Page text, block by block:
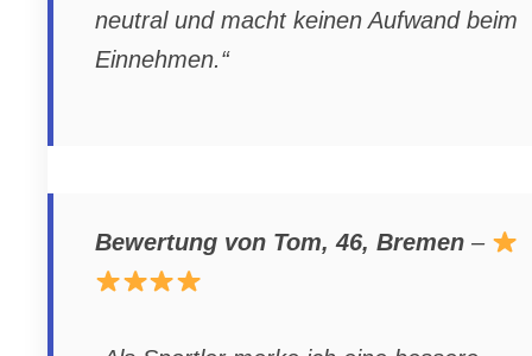
neutral und macht keinen Aufwand beim
Einnehmen.“
Bewertung von Tom, 46, Bremen –